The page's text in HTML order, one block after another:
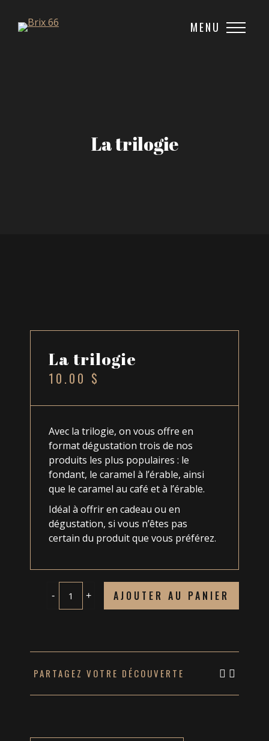
MENU
La trilogie
La trilogie
10.00 $
Avec la trilogie, on vous offre en
format dégustation trois de nos
produits les plus populaires : le
fondant, le caramel à l’érable, ainsi
que le caramel au café et à l’érable.
Idéal à offrir en cadeau ou en
dégustation, si vous n’êtes pas
certain du produit que vous préférez.
trilogie
AJOUTER AU PANIER
PARTAGEZ VOTRE DÉCOUVERTE
Share
onon